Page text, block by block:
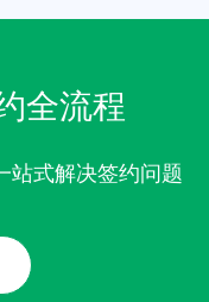
全流程
站式解决签约问题